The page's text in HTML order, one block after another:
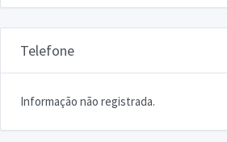
Telefone
Informação não registrada.